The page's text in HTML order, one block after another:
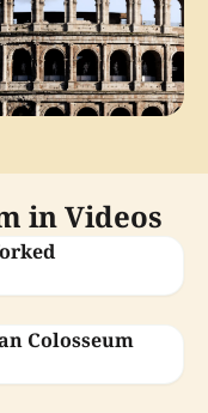
in Videos
Colosseum